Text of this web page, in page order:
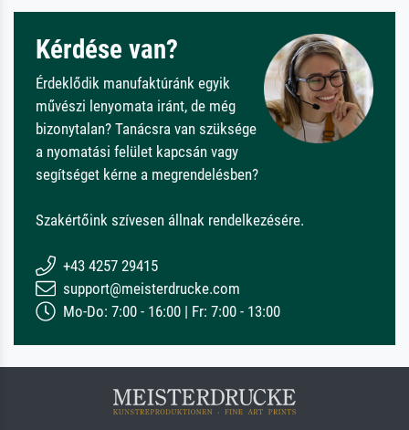
Kérdése van?
Érdeklődik manufaktúránk egyik
művészi lenyomata iránt, de még
bizonytalan? Tanácsra van szüksége
a nyomatási felület kapcsán vagy
segítséget kérne a megrendelésben?
Szakértőink szívesen állnak rendelkezésére.
+43 4257 29415
support@meisterdrucke.com
Mo-Do: 7:00 - 16:00 | Fr: 7:00 - 13:00